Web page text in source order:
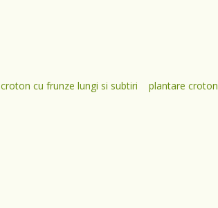
croton cu frunze lungi si subtiri plantare croton